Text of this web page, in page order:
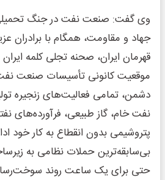
وی گفت: صنعت نفت در جنگ
جهاد و مقاومت، همگام با برادران
قهرمان ایران، صحنه تجلی کلمه
موقعیت کانونی تأسیسات صنعت
دشمن، تمامی فعالیت‌های زنجیره
نفت خام، گاز طبیعی، فرآورده‌های
پتروشیمی بدون انقطاع به کار خود
بی‌سابقه‌ترین حملات نظامی به
حتی برای یک ساعت روند